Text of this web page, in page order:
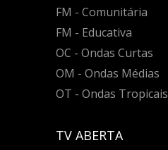
FM - Comunitária
FM - Educativa
OC - Ondas Curtas
OM - Ondas Médias
OT - Ondas Tropicais
TV ABERTA